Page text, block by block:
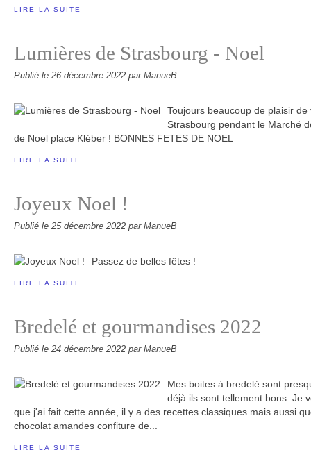
LIRE LA SUITE
Lumières de Strasbourg - Noel
Publié le 26 décembre 2022 par ManueB
Toujours beaucoup de plaisir
Strasbourg pendant le Marché
de Noel place Kléber ! BONNES FETES DE NOEL
LIRE LA SUITE
Joyeux Noel !
Publié le 25 décembre 2022 par ManueB
Passez de belles fêtes !
LIRE LA SUITE
Bredelé et gourmandises 2022
Publié le 24 décembre 2022 par ManueB
Mes boites à bredelé sont
déjà ils sont tellement bons. Je
que j'ai fait cette année, il y a des recettes classiques mais aussi
chocolat amandes confiture de...
LIRE LA SUITE